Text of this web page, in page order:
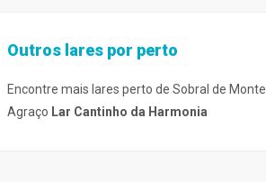
Outros lares por perto
Encontre mais lares perto de Sobral de Monte
Agraço Lar Cantinho da Harmonia